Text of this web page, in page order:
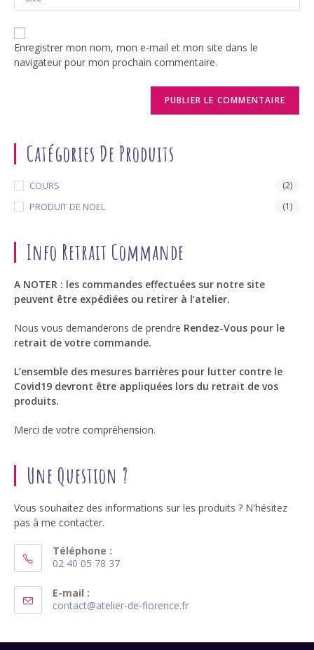
l’URL
site
(facultatif)
Enregistrer mon nom, mon e-mail et mon site dans le
navigateur pour mon prochain commentaire.
Catégories De Produits
COURS (2)
PRODUIT DE NOEL (1)
Info Retrait Commande
A NOTER : les commandes effectuées sur notre site
peuvent être expédiées ou retirer à l’atelier.
Nous vous demanderons de prendre Rendez-Vous pour le
retrait de votre commande.
L’ensemble des mesures barrières pour lutter contre le
Covid19 devront être appliquées lors du retrait de vos
produits.
Merci de votre compréhension.
Une Question ?
Vous souhaitez des informations sur les produits ? N'hésitez
pas à me contacter.
Téléphone :
02 40 05 78 37
dans
votre
E-mail :
contact@atelier-de-florence.frS’ouvre
application